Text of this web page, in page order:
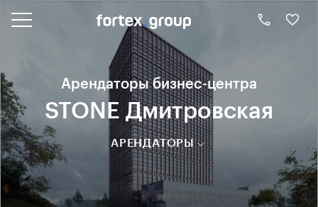
Арендаторы бизнес-центра
STONE Дмитровская
АРЕНДАТОРЫ